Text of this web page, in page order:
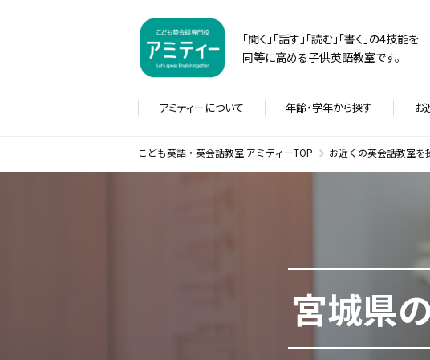
「聞く」「話す」「読む」「書く」の4技能を
同等に高める子供英語教室です。
アミティーについて 年齢・学年から探す お
こども英語・英会話教室 アミティーTOP お近くの英会話教室を
宮城県